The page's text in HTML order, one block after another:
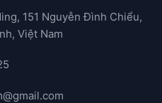
151 Nguyễn Đình Chiểu,
Việt Nam